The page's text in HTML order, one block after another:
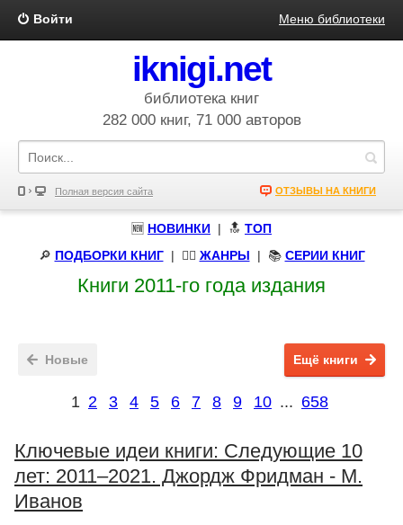
Войти Меню библиотеки
iknigi.net
библиотека книг
282 000 книг, 71 000 авторов
Полная версия сайта ОТЗЫВЫ НА КНИГИ
🆕 НОВИНКИ | 🔝 ТОП
🔎 ПОДБОРКИ КНИГ| 🧝‍♀️ ЖАНРЫ | 📚 СЕРИИ КНИГ
Книги 2011-го года издания
Новые Ещё книги
1 2 3 4 5 6 7 8 9 10 ... 658
Ключевые идеи книги: Следующие 10
лет: 2011–2021. Джордж Фридман - М.
Иванов